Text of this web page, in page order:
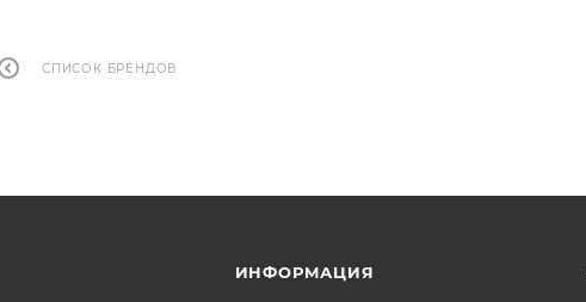
СПИСОК БРЕНДОВ
ИНФОРМАЦИЯ